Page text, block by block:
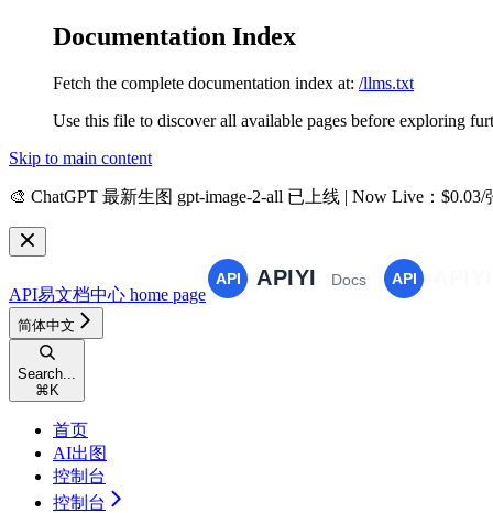
Documentation Index
Fetch the complete documentation index at: /llms.txt
Use this file to discover all available pages before exploring
Skip to main content
🎨 ChatGPT 最新生图 gpt-image-2-all 已上线 | Now Live ：
API易文档中心 home page
简体中文
Search...
⌘ K
首页
AI出图
控制台
控制台